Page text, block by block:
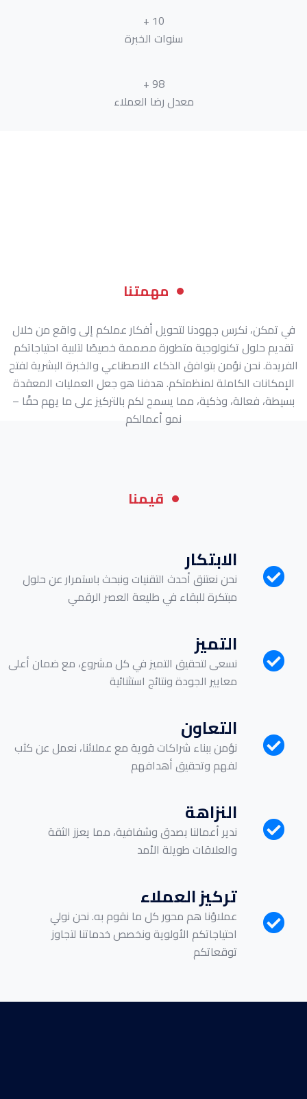
10
+
سنوات الخبرة
98
+
معدل رضا العملاء
مهمتنا
في تمكن، نكرس جهودنا لتحويل أفكار عملكم إلى واقع من خلال
تقديم حلول تكنولوجية متطورة مصممة خصيصًا لتلبية احتياجاتكم
الفريدة. نحن نؤمن بتوافق الذكاء الاصطناعي والخبرة البشرية لفتح
الإمكانات الكاملة لمنظمتكم. هدفنا هو جعل العمليات المعقدة
بسيطة، فعالة، وذكية، مما يسمح لكم بالتركيز على ما يهم حقًا –
نمو أعمالكم
قيمنا
الابتكار
نحن نعتنق أحدث التقنيات ونبحث باستمرار عن حلول
مبتكرة للبقاء في طليعة العصر الرقمي
التميز
نسعى لتحقيق التميز في كل مشروع، مع ضمان أعلى
معايير الجودة ونتائج استثنائية
التعاون
نؤمن ببناء شراكات قوية مع عملائنا، نعمل عن كثب
لفهم وتحقيق أهدافهم
النزاهة
ندير أعمالنا بصدق وشفافية، مما يعزز الثقة
والعلاقات طويلة الأمد
تركيز العملاء
عملاؤنا هم محور كل ما نقوم به. نحن نولي
احتياجاتكم الأولوية ونخصص خدماتنا لتجاوز
توقعاتكم